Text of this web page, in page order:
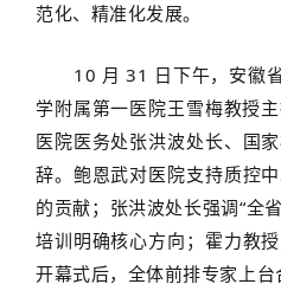
范化、精准化发展。
10 月 31 日下午，安徽
学附属第一医院王雪梅教授
医院医务处张洪波处长、国
辞。鲍恩武对医院支持质控
的贡献； 张洪波处长强调“全
培训明确核心方向；霍力教
开幕式后，全体前排专家上台